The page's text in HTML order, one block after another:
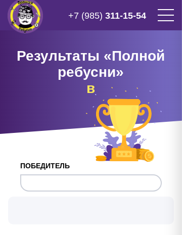
+7 (985) 311-15-54
Результаты «Полной
ребусни»
в
ПОБЕДИТЕЛЬ